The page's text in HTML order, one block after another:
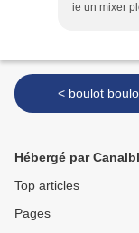
ie un mixer
< boulot
Hébergé par
Top articles
Pages